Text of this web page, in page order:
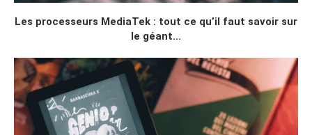
Les processeurs MediaTek : tout ce qu’il faut savoir sur
le géant...